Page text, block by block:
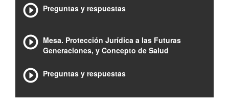
Preguntas y respuestas
Mesa. Protección Jurídica a las Futuras
Generaciones, y Concepto de Salud
Preguntas y respuestas